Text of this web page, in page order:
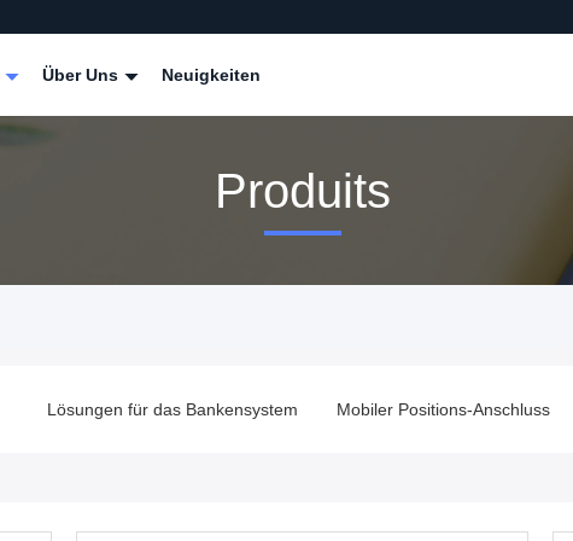
Über Uns Neuigkeiten
Produits
Lösungen für das Bankensystem Mobiler Positions-Anschluss